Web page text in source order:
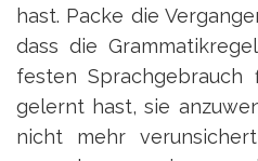
hast. Packe die
dass die
festen
gelernt hast, sie
nicht mehr